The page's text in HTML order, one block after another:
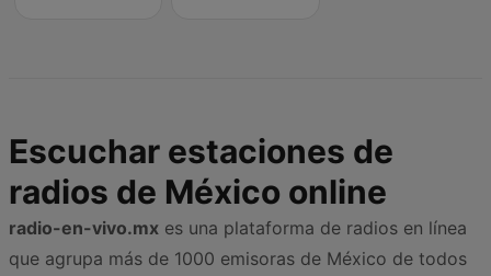
Escuchar estaciones de
radios de México online
radio-en-vivo.mx es una plataforma de radios en línea
que agrupa más de 1000 emisoras de México de todos